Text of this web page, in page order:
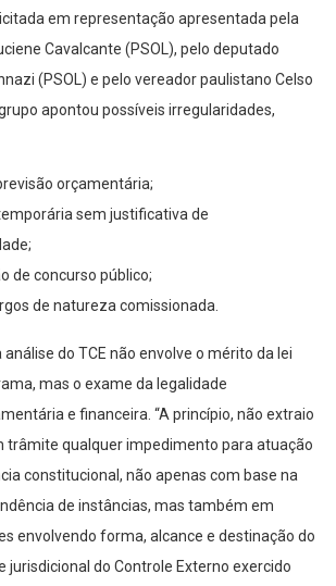
em representação apresentada pela
Cavalcante (PSOL), pelo deputado
(PSOL) e pelo vereador paulistano Celso
apontou possíveis irregularidades,
orçamentária;
sem justificativa de
de concurso público;
de natureza comissionada.
do TCE não envolve o mérito da lei
mas o exame da legalidade
e financeira. “A princípio, não extraio
trâmite qualquer impedimento para atuação
constitucional, não apenas com base na
de instâncias, mas também em
envolvendo forma, alcance e destinação do
jurisdicional do Controle Externo exercido